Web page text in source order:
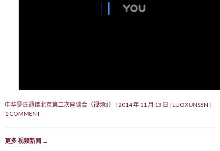
中华罗氏通谱北京第二次座谈会（视频3） 2014 年 11 月 13 日
LUOXUNSEN
1 COMMENT
更多 视频新闻 →